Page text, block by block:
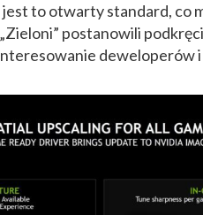
to otwarty standard, co
postanowili
deweloperów i